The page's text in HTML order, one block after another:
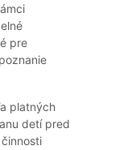
pre
platných
detí pred